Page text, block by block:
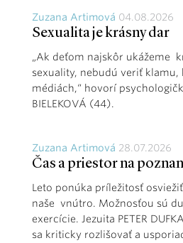
Zuzana Artimová 04.08.2026
Sexualita je krásny dar
„Ak deťom najskôr ukážeme
sexuality, nebudú veriť klamu,
médiách,“ hovorí
BIELEKOVÁ (44).
Zuzana Artimová 28.07.2026
Čas a priestor na
Leto ponúka príležitosť
naše vnútro. Možnosťou sú
exercície. Jezuita PETER
sa kriticky rozlišovať a